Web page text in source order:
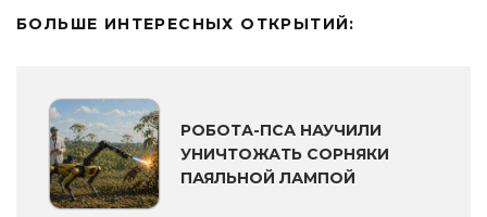
БОЛЬШЕ ИНТЕРЕСНЫХ ОТКРЫТИЙ:
РОБОТА-ПСА НАУЧИЛИ
УНИЧТОЖАТЬ СОРНЯКИ
ПАЯЛЬНОЙ ЛАМПОЙ